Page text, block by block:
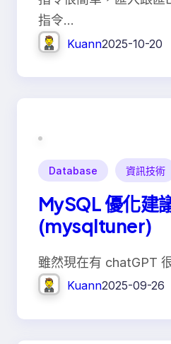
指令…
Kuann2025-10-20
Database 資訊技術
MySQL 優化建
(mysqltuner)
雖然現在有 chatGPT
Kuann2025-09-26